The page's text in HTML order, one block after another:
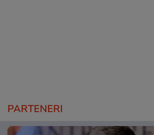
PARTENERI